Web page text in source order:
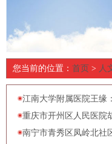
您当前的位置： 首页 > 人
江南大学附属医院王缘
重庆市开州区人民医院
南宁市青秀区凤岭北社